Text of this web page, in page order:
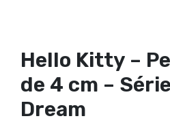
Hello Kitty –
de 4 cm –
Dream